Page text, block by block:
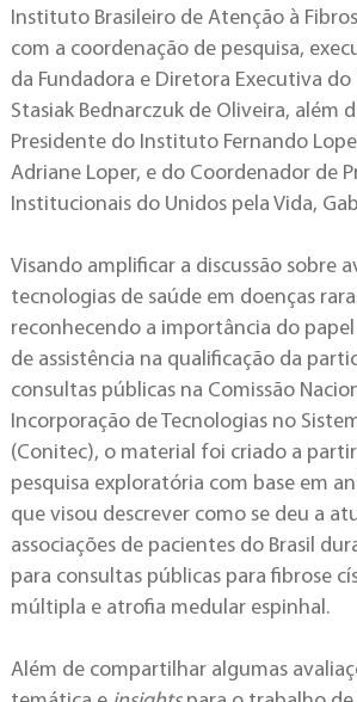
Instituto Brasileiro de Atenção à
com a coordenação de pesquisa,
da Fundadora e Diretora Executiva
Stasiak Bednarczuk de Oliveira, além
Presidente do Instituto Fernando
Adriane Loper, e do Coordenador de
Institucionais do Unidos pela Vida,
Visando amplificar a discussão sobre
tecnologias de saúde em doenças
reconhecendo a importância do papel
de assistência na qualificação da
consultas públicas na Comissão
Incorporação de Tecnologias no
(Conitec), o material foi criado a
pesquisa exploratória com base em
que visou descrever como se deu a
associações de pacientes do Brasil
para consultas públicas para fibrose
múltipla e atrofia medular espinhal.
Além de compartilhar algumas